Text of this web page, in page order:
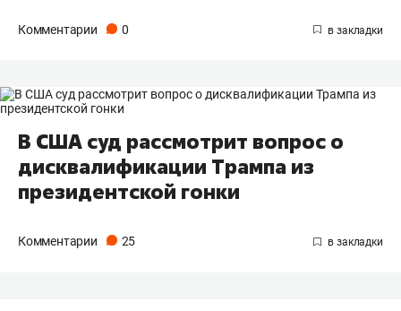
Комментарии 0
В США суд рассмотрит вопрос о
дисквалификации Трампа из
президентской гонки
Комментарии 25